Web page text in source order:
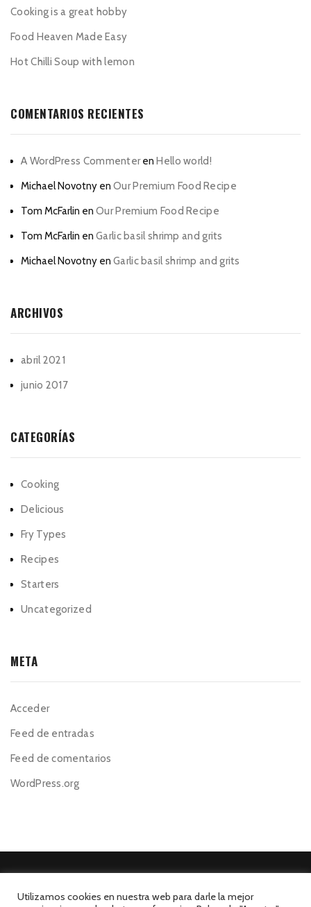
Cooking is a great hobby
Food Heaven Made Easy
Hot Chilli Soup with lemon
COMENTARIOS RECIENTES
A WordPress CommenterenHello world!
Michael Novotny en Our Premium Food Recipe
Tom McFarlin en Our Premium Food Recipe
Tom McFarlin en Garlic basil shrimp and grits
Michael Novotny en Garlic basil shrimp and grits
ARCHIVOS
abril 2021
junio 2017
CATEGORÍAS
Cooking
Delicious
Fry Types
Recipes
Starters
Uncategorized
META
Acceder
Feed de entradas
Feed de comentarios
WordPress.org
Utilizamos cookies en nuestra web para darle la mejor